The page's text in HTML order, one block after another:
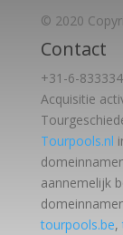
© 2020
Contact
+31-6-
Acquisitie
Tourpools.nl
aannemelijk
tourpools.be,